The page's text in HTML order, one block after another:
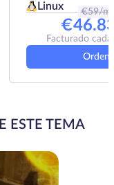
Linux
€59/
€
Facturado
ESTE TEMA